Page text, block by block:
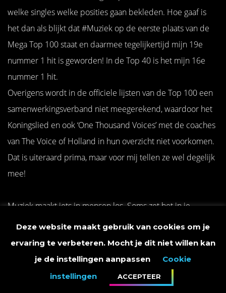
welke singles welke posities gaan bekleden. Hoe gaaf is
het dan als blijkt dat #Muziek op de eerste plaats van de
Mega Top 100 staat en daarmee tegelijkertijd mijn 19e
nummer 1 hit is geworden! In de Top 40 is het mijn 16e
nummer 1 hit.
Overigens wordt in de officiele lijsten van de Top 100 een
samenwerkingsverband niet meegerekend, waardoor het
Koningslied en ook ‘One Thousand Voices’ met de coaches
van The Voice of Holland in hun overzicht niet voorkomen.
Dat is uiteraard prima, maar voor mij tellen ze wel degelijk
mee!
Muziek maakt iets in mensen los. Soms zet het in je
beweging, helpt het je ontladen, vaak biedt het troost of
steun. Ik ben blij dat dat niet alleen bij mij maar bij heel
veel mensen gebeurt! Het blijft bijzonder dat de
interpretatie van één, duizenden reflecties voortbrengt.
Mijn muziek heeft veel stromingen doorstaan en met deze
Deze website maakt gebruik van cookies om je
ervaring te verbeteren. Mocht je dit niet willen kan
je de instellingen aanpassen
Cookie
instellingen
ACCEPTEER